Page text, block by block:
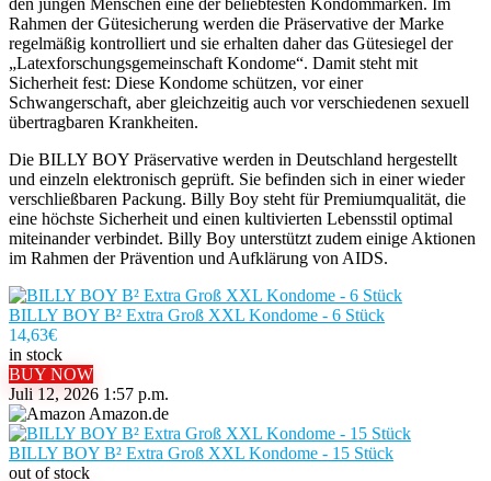
den jungen Menschen eine der beliebtesten Kondommarken. Im
Rahmen der Gütesicherung werden die Präservative der Marke
regelmäßig kontrolliert und sie erhalten daher das Gütesiegel der
„Latexforschungsgemeinschaft Kondome“. Damit steht mit
Sicherheit fest: Diese Kondome schützen, vor einer
Schwangerschaft, aber gleichzeitig auch vor verschiedenen sexuell
übertragbaren Krankheiten.
Die BILLY BOY Präservative werden in Deutschland hergestellt
und einzeln elektronisch geprüft. Sie befinden sich in einer wieder
verschließbaren Packung. Billy Boy steht für Premiumqualität, die
eine höchste Sicherheit und einen kultivierten Lebensstil optimal
miteinander verbindet. Billy Boy unterstützt zudem einige Aktionen
im Rahmen der Prävention und Aufklärung von AIDS.
BILLY BOY B² Extra Groß XXL Kondome - 6 Stück
14,63€
in stock
BUY NOW
Juli 12, 2026 1:57 p.m.
Amazon.de
BILLY BOY B² Extra Groß XXL Kondome - 15 Stück
out of stock